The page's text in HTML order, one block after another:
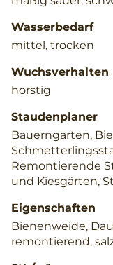
Wasserbedarf
mittel, trocken
Wuchsverhalten
horstig
Staudenplaner
Bauerngarten,
Remontierende
und Kiesgärten,
Eigenschaften
Bienenweide,
remontierend,